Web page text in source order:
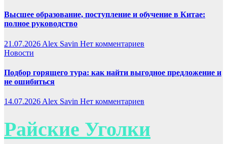
Высшее образование, поступление и обучение в Китае:
полное руководство
21.07.2026 Alex Savin Нет комментариев
Новости
Подбор горящего тура: как найти выгодное предложение и
не ошибиться
14.07.2026 Alex Savin Нет комментариев
Райские Уголки